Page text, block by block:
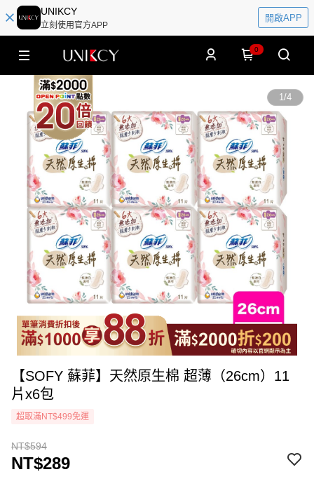
UNIKCY
立刻使用官方APP
開啟APP
0
1/4
【SOFY 蘇菲】天然原生棉 超薄（26cm）11
片x6包
超取滿NT$499免運
NT$594
NT$289